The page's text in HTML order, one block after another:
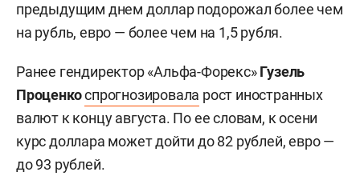
предыдущим днем доллар подорожал более чем
на рубль, евро — более чем на 1,5 рубля.
Ранее гендиректор «Альфа-Форекс»Гузель
Проценкоспрогнозировала рост иностранных
валют к концу августа. По ее словам, к осени
курс доллара может дойти до 82 рублей, евро —
до 93 рублей.